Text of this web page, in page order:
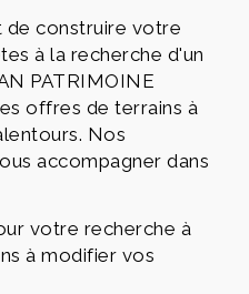
de construire votre
à la recherche d'un
PATRIMOINE
offres de terrains à
Nos
accompagner dans
votre recherche à
à modifier vos